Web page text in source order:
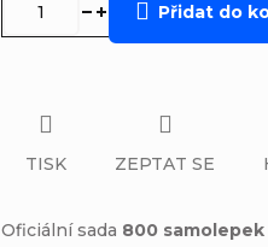
Přidat do
Oficiální sada 800
TISK ZEPTAT SE